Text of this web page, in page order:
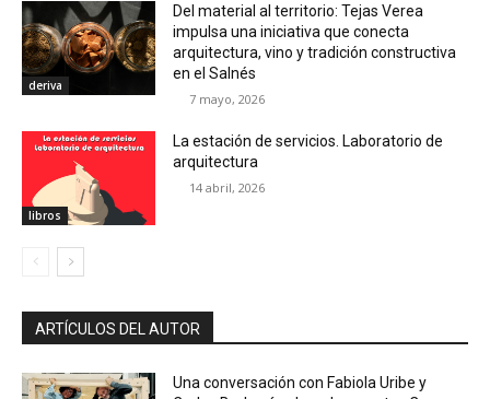
deriva
Del material al territorio: Tejas Verea
impulsa una iniciativa que conecta
arquitectura, vino y tradición constructiva
en el Salnés
7 mayo, 2026
libros
La estación de servicios. Laboratorio de
arquitectura
14 abril, 2026
ARTÍCULOS DEL AUTOR
Una conversación con Fabiola Uribe y